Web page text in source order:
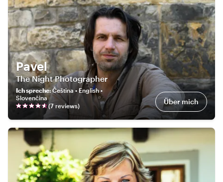
Pavel
The Night Photographer
Ich spreche: Čeština • English •
Slovenčina
(7 reviews) Über mich